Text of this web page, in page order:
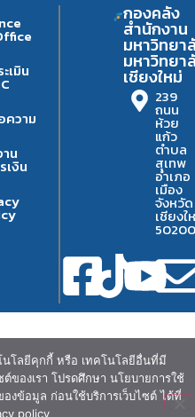
เมิน
วาม
น
เงิน
กองคลัง
สำนักงาน
มหาวิทยา
มหาวิทยา
เชียงใหม่
239
ถนน
ห้วย
แก้ว
ตำบล
สุเทพ
อำเภอ
เมือง
จังหวัด
เชียงใ
50200
นโลยีคุกกี้ หรือ เทคโนโลยีอื่นที่มี
ของเรา โปรดศึกษา นโยบายการใช้
งข้อมูล ก่อนใช้บริการเว็บไซต์ ได้ที่
policy